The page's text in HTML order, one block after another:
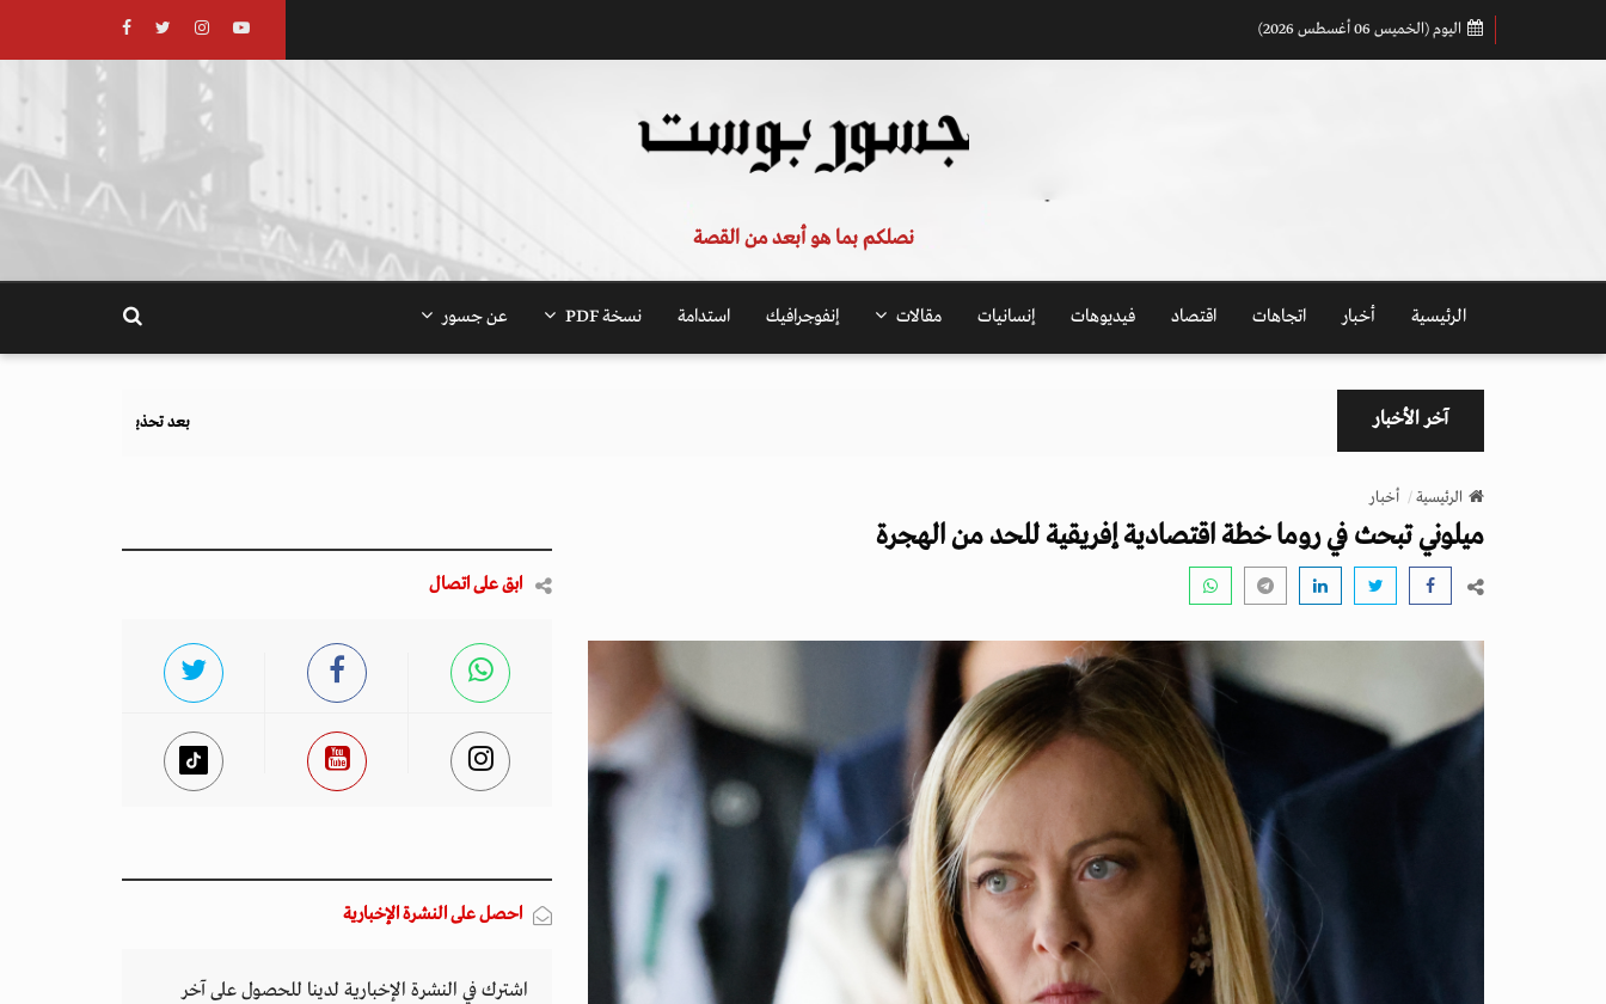
اليوم (الخميس 06 أغسطس 2026)
نصلكم بما هو أبعد من القصة
الرئيسية أخبار اتجاهات اقتصاد فيديوهات إنسانيات مقالات إنفوجرافيك استدامة نسخة PDF عن جسور
آخر الأخبار بعد تحذيرات أوروبية.. كيف يهدد نظام الغذاء والزراعة أهداف
الرئيسية أخبار
ميلوني تبحث في روما خطة اقتصادية إفريقية للحد من الهجرة
ابق على اتصال
احصل على النشرة الإخبارية
اشترك في النشرة الإخبارية لدينا للحصول على آخر